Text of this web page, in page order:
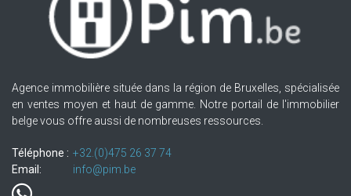
Agence immobilière située dans la région de Bruxelles, spécialisée
en ventes moyen et haut de gamme. Notre portail de l'immobilier
belge vous offre aussi de nombreuses ressources.
Téléphone : +32.(0)475 26 37 74
Email:
info@pim.be